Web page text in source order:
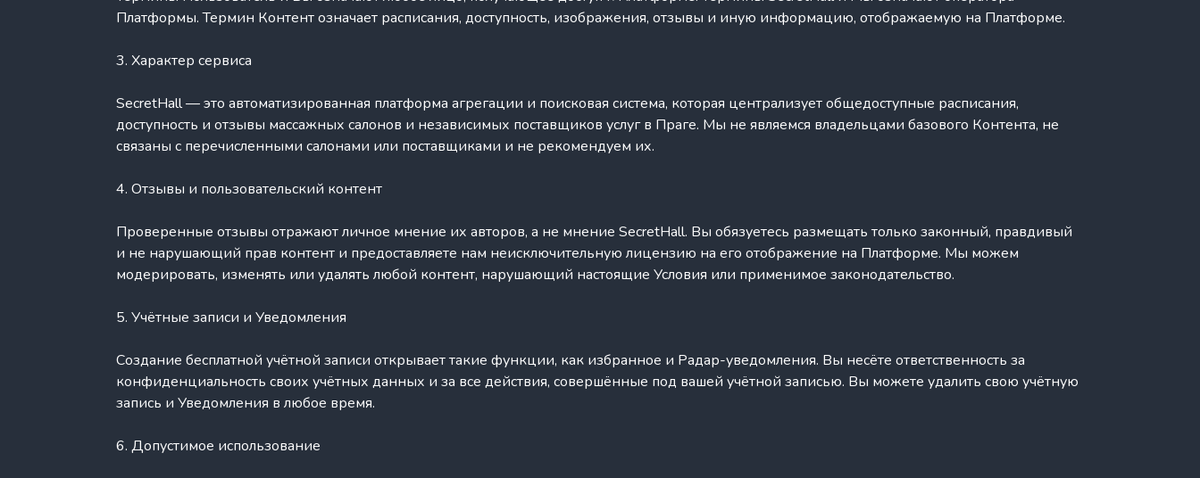
Платформы. Термин Контент означает расписания, доступность, изображения, отзывы и иную информацию, отображаемую на Платформе.
3. Характер сервиса
SecretHall — это автоматизированная платформа агрегации и поисковая система, которая централизует общедоступные расписания,
доступность и отзывы массажных салонов и независимых поставщиков услуг в Праге. Мы не являемся владельцами базового Контента, не
связаны с перечисленными салонами или поставщиками и не рекомендуем их.
4. Отзывы и пользовательский контент
Проверенные отзывы отражают личное мнение их авторов, а не мнение SecretHall. Вы обязуетесь размещать только законный, правдивый
и не нарушающий прав контент и предоставляете нам неисключительную лицензию на его отображение на Платформе. Мы можем
модерировать, изменять или удалять любой контент, нарушающий настоящие Условия или применимое законодательство.
5. Учётные записи и Уведомления
Создание бесплатной учётной записи открывает такие функции, как избранное и Радар-уведомления. Вы несёте ответственность за
конфиденциальность своих учётных данных и за все действия, совершённые под вашей учётной записью. Вы можете удалить свою учётную
запись и Уведомления в любое время.
6. Допустимое использование